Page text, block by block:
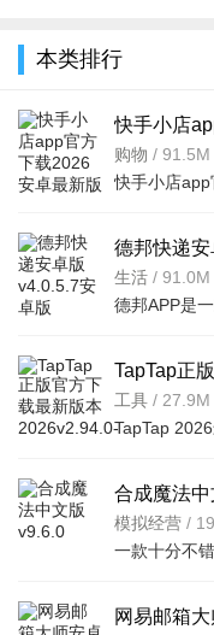
本类排行
快手小店
购物 / 91.5M
德邦快递
生活 / 91.0M
TapTap正
工具 / 27.9M
合成魔法
模拟经营 /
网易邮箱